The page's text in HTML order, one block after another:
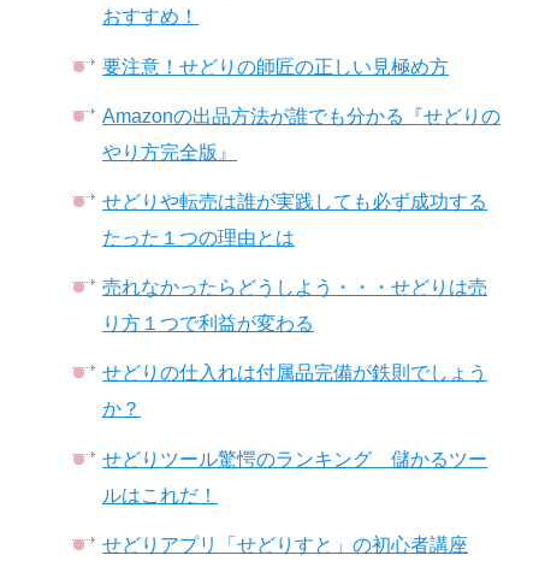
おすすめ！
要注意！せどりの師匠の正しい見極め方
Amazonの出品方法が誰でも分かる『せどりの
やり方完全版』
せどりや転売は誰が実践しても必ず成功する
たった１つの理由とは
売れなかったらどうしよう・・・せどりは売
り方１つで利益が変わる
せどりの仕入れは付属品完備が鉄則でしょう
か？
せどりツール驚愕のランキング 儲かるツー
ルはこれだ！
せどりアプリ「せどりすと」の初心者講座